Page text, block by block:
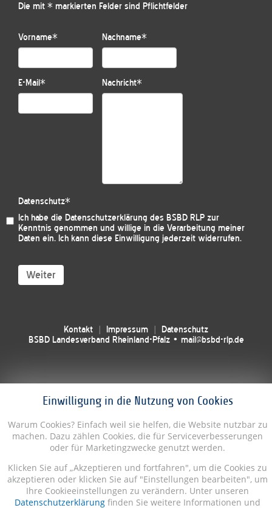
Einwilligung in die Nutzung von Cookies
Warum Cookies? Einfach weil sie helfen, die Website nutzbar zu
machen. Dazu zählen Cookies, die für Serviceverbesserungen
oder für Marketingzwecke genutzt werden.
Klicken Sie auf „Akzeptieren und fortfahren", um die Cookies zu
akzeptieren oder klicken Sie auf "Einstellungen bearbeiten", um
Ihre Cookieeinstellungen zu verändern. Unter unseren
Datenschutzerklärung finden Sie weitere Informationen und
Die mit * markierten Felder sind Pflichtfelder
Vorname* Nachname*
E-Mail* Nachricht*
Datenschutz*
Ich habe die Datenschutzerklärung des BSBD RLP zur
Kenntnis genommen und willige in die Verarbeitung meiner
Daten ein. Ich kann diese Einwilligung jederzeit widerrufen.
Weiter
Kontakt Impressum
Datenschutz
BSBD Landesverband Rheinland-Pfalz • mail@bsbd-rlp.de